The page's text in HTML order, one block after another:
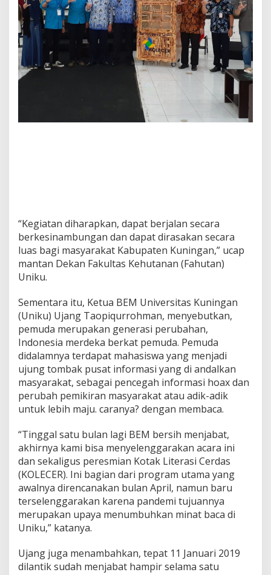
“Kegiatan diharapkan, dapat berjalan secara
berkesinambungan dan dapat dirasakan secara
luas bagi masyarakat Kabupaten Kuningan,” ucap
mantan Dekan Fakultas Kehutanan (Fahutan)
Uniku.
Sementara itu, Ketua BEM Universitas Kuningan
(Uniku) Ujang Taopiqurrohman, menyebutkan,
pemuda merupakan generasi perubahan,
Indonesia merdeka berkat pemuda. Pemuda
didalamnya terdapat mahasiswa yang menjadi
ujung tombak pusat informasi yang di andalkan
masyarakat, sebagai pencegah informasi hoax dan
perubah pemikiran masyarakat atau adik-adik
untuk lebih maju. caranya? dengan membaca.
“Tinggal satu bulan lagi BEM bersih menjabat,
akhirnya kami bisa menyelenggarakan acara ini
dan sekaligus peresmian Kotak Literasi Cerdas
(KOLECER). Ini bagian dari program utama yang
awalnya direncanakan bulan April, namun baru
terselenggarakan karena pandemi tujuannya
merupakan upaya menumbuhkan minat baca di
Uniku,” katanya.
Ujang juga menambahkan, tepat 11 Januari 2019
dilantik sudah menjabat hampir selama satu